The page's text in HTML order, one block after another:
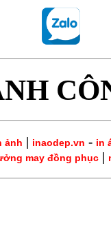
ảnh | inaodep.vn - in
may đồng phục|